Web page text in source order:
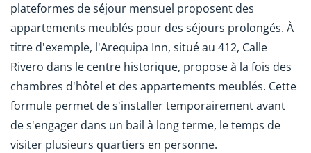
plateformes de séjour mensuel proposent des
appartements meublés pour des séjours prolongés. À
titre d'exemple, l'Arequipa Inn, situé au 412, Calle
Rivero dans le centre historique, propose à la fois des
chambres d'hôtel et des appartements meublés. Cette
formule permet de s'installer temporairement avant
de s'engager dans un bail à long terme, le temps de
visiter plusieurs quartiers en personne.